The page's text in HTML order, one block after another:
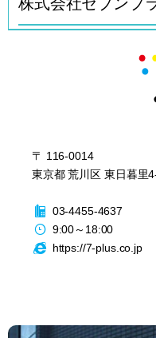
〒 116-0014
東京都 荒川区 東日暮里
03-4455-4637
9:00～ 18:00
https://7-plus.co.jp